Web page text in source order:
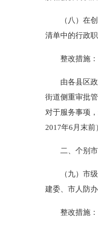
（八）在创新
清单中的行政
整改措施：
由各县区政府
街道侧重审批
对于服务事项
2017年6月末前
二、个别市
（九）市级赋
建委、市人防
整改措施：